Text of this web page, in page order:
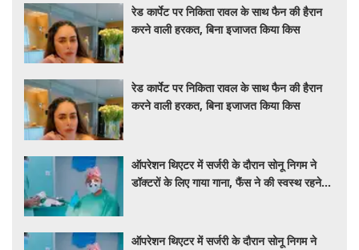
रेड कार्पेट पर निकिता रावल के साथ फैन की हैरान
करने वाली हरकत, बिना इजाजत किया किस
रेड कार्पेट पर निकिता रावल के साथ फैन की हैरान
करने वाली हरकत, बिना इजाजत किया किस
ऑपरेशन थिएटर में सर्जरी के दौरान सोनू निगम ने
डॉक्टरों के लिए गाया गाना, फैंस ने की स्वस्थ रहने
ऑपरेशन थिएटर में सर्जरी के दौरान सोनू निगम ने